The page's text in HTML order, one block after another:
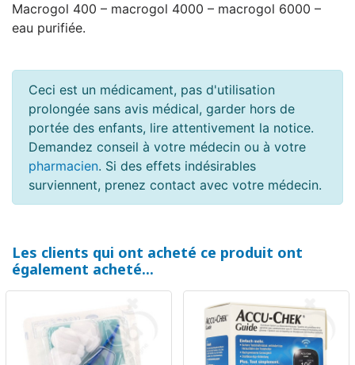
Macrogol 400 – macrogol 4000 – macrogol 6000 –
eau purifiée.
Ceci est un médicament, pas d'utilisation
prolongée sans avis médical, garder hors de
portée des enfants, lire attentivement la notice.
Demandez conseil à votre médecin ou à votre
pharmacien. Si des effets indésirables
surviennent, prenez contact avec votre médecin.
Les clients qui ont acheté ce produit ont
également acheté...